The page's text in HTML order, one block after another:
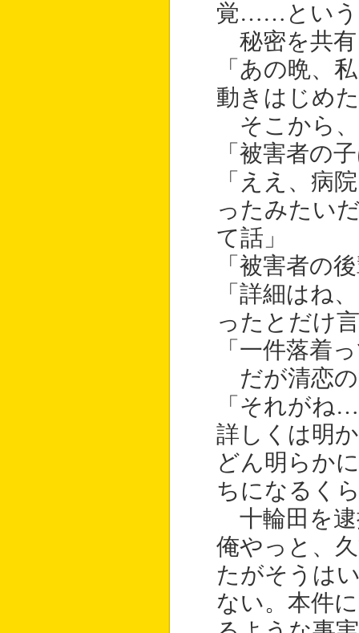
覚……という
秘密を共有
「あの晩、
動きはじめ
そこから、
「被害者の
「ええ、病
ったみたい
て話」
「被害者の
「詳細はね
ったとだけ
「一件落着
だが清恋の
「それがね
詳しくは明
どん明らか
ちになるく
十輪田を逮
俺やっと、
たがそうは
ない。本件